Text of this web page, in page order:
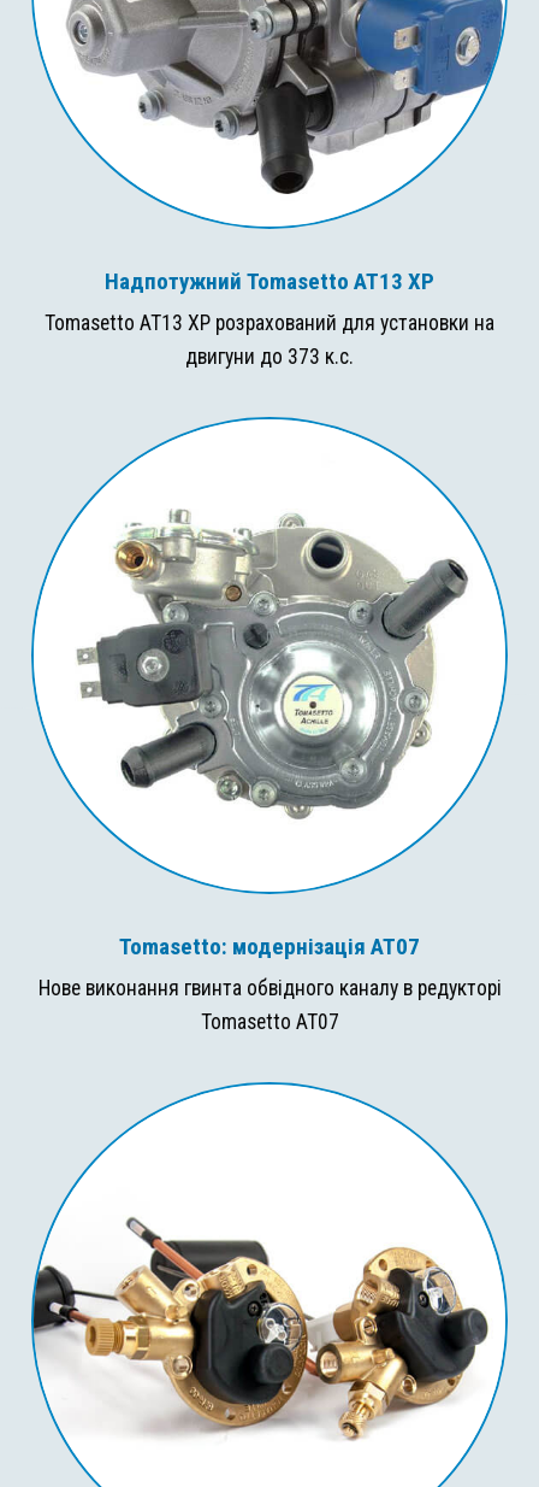
Надпотужний Tomasetto AT13 XP
Tomasetto AT13 XP розрахований для установки на
двигуни до 373 к.с.
Tomasetto: модернізація AT07
Нове виконання гвинта обвідного каналу в редукторі
Tomasetto AT07